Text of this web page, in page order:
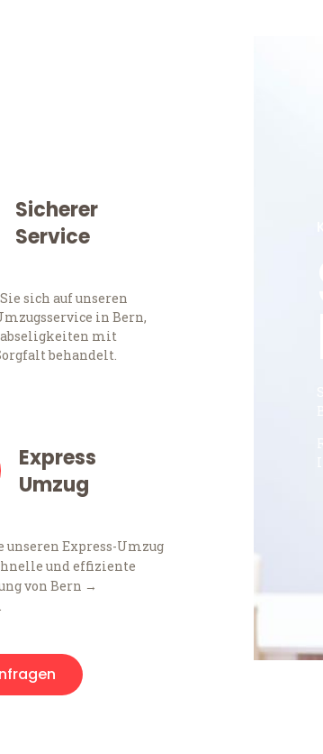
Sicherer
Service
sich auf unseren
in Bern,
mit
behandelt.
Express
Umzug
unseren Express-Umzug
und effiziente
von Bern →